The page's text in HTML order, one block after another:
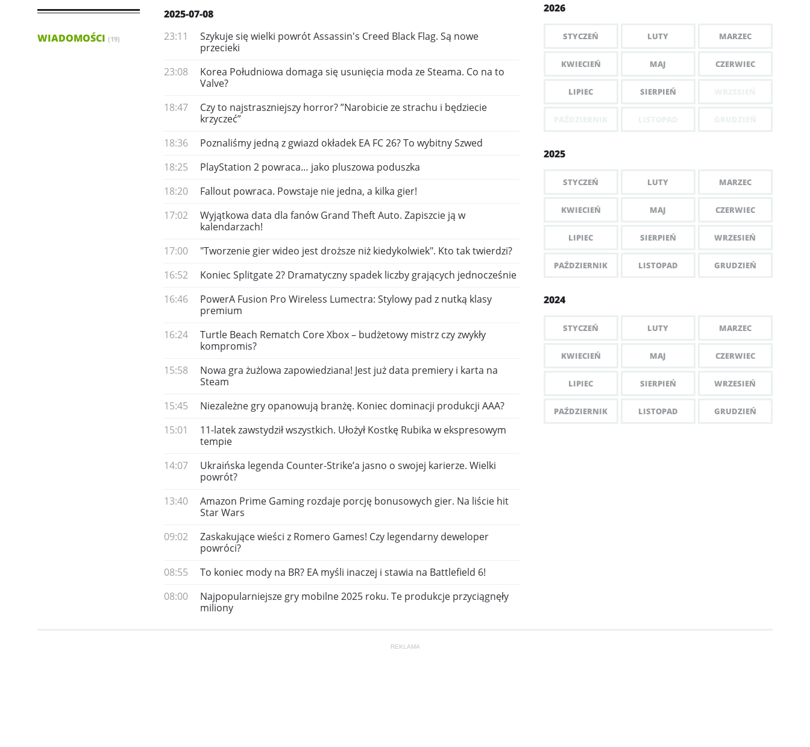
WIADOMOŚCI (19)
2025-07-08
23:11
Szykuje się wielki powrót Assassin's Creed Black Flag. Są nowe
przecieki
23:08
Korea Południowa domaga się usunięcia moda ze Steama. Co na to
Valve?
18:47
Czy to najstraszniejszy horror? ”Narobicie ze strachu i będziecie
krzyczeć”
18:36
Poznaliśmy jedną z gwiazd okładek EA FC 26? To wybitny Szwed
18:25
PlayStation 2 powraca… jako pluszowa poduszka
18:20
Fallout powraca. Powstaje nie jedna, a kilka gier!
17:02
Wyjątkowa data dla fanów Grand Theft Auto. Zapiszcie ją w
kalendarzach!
17:00
"Tworzenie gier wideo jest droższe niż kiedykolwiek". Kto tak twierdzi?
16:52
Koniec Splitgate 2? Dramatyczny spadek liczby grających jednocześnie
16:46
PowerA Fusion Pro Wireless Lumectra: Stylowy pad z nutką klasy
premium
16:24
Turtle Beach Rematch Core Xbox – budżetowy mistrz czy zwykły
kompromis?
15:58
Nowa gra żużlowa zapowiedziana! Jest już data premiery i karta na
Steam
15:45
Niezależne gry opanowują branżę. Koniec dominacji produkcji AAA?
15:01
11-latek zawstydził wszystkich. Ułożył Kostkę Rubika w ekspresowym
tempie
14:07
Ukraińska legenda Counter-Strike’a jasno o swojej karierze. Wielki
powrót?
13:40
Amazon Prime Gaming rozdaje porcję bonusowych gier. Na liście hit
Star Wars
09:02
Zaskakujące wieści z Romero Games! Czy legendarny deweloper
powróci?
08:55
To koniec mody na BR? EA myśli inaczej i stawia na Battlefield 6!
08:00
Najpopularniejsze gry mobilne 2025 roku. Te produkcje przyciągnęły
miliony
2026
STYCZEŃ LUTY MARZEC
KWIECIEŃ MAJ CZERWIEC
LIPIEC SIERPIEŃ
2025
STYCZEŃ LUTY MARZEC
KWIECIEŃ MAJ CZERWIEC
LIPIEC SIERPIEŃ WRZESIEŃ
PAŹDZIERNIK LISTOPAD GRUDZIEŃ
2024
STYCZEŃ LUTY MARZEC
KWIECIEŃ MAJ CZERWIEC
LIPIEC SIERPIEŃ WRZESIEŃ
PAŹDZIERNIK LISTOPAD GRUDZIEŃ
REKLAMA